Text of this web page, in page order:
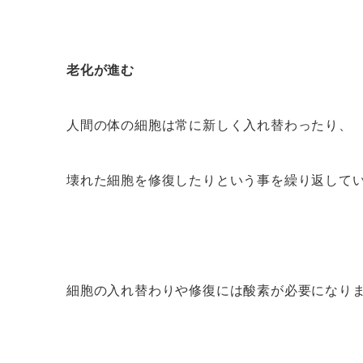
老化が進む
人間の体の細胞は常に新しく入れ替わったり、
壊れた細胞を修復したりという事を繰り返してい
細胞の入れ替わりや修復には酸素が必要になりま